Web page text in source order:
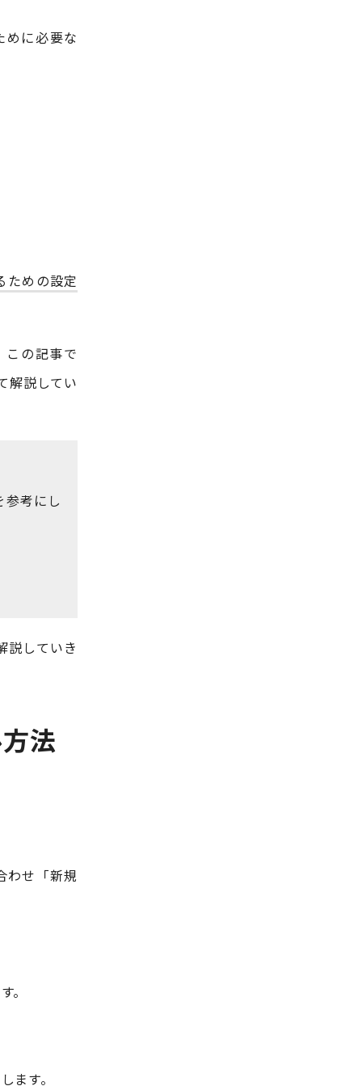
めに必要な
ための設定
の記事で
解説してい
考にし
説していき
法
わせ「新規
。
ます。